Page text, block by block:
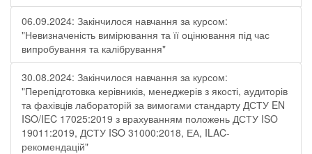
06.09.2024: Закінчилося навчання за курсом:
"Невизначеність вимірювання та її оцінювання під час
випробування та калібрування"
30.08.2024: Закінчилося навчання за курсом:
"Перепідготовка керівників, менеджерів з якості, аудиторів
та фахівців лабораторій за вимогами стандарту ДСТУ EN
ISO/IEC 17025:2019 з врахуванням положень ДСТУ ISO
19011:2019, ДСТУ ISO 31000:2018, ЕА, ILAC-
рекомендацій"